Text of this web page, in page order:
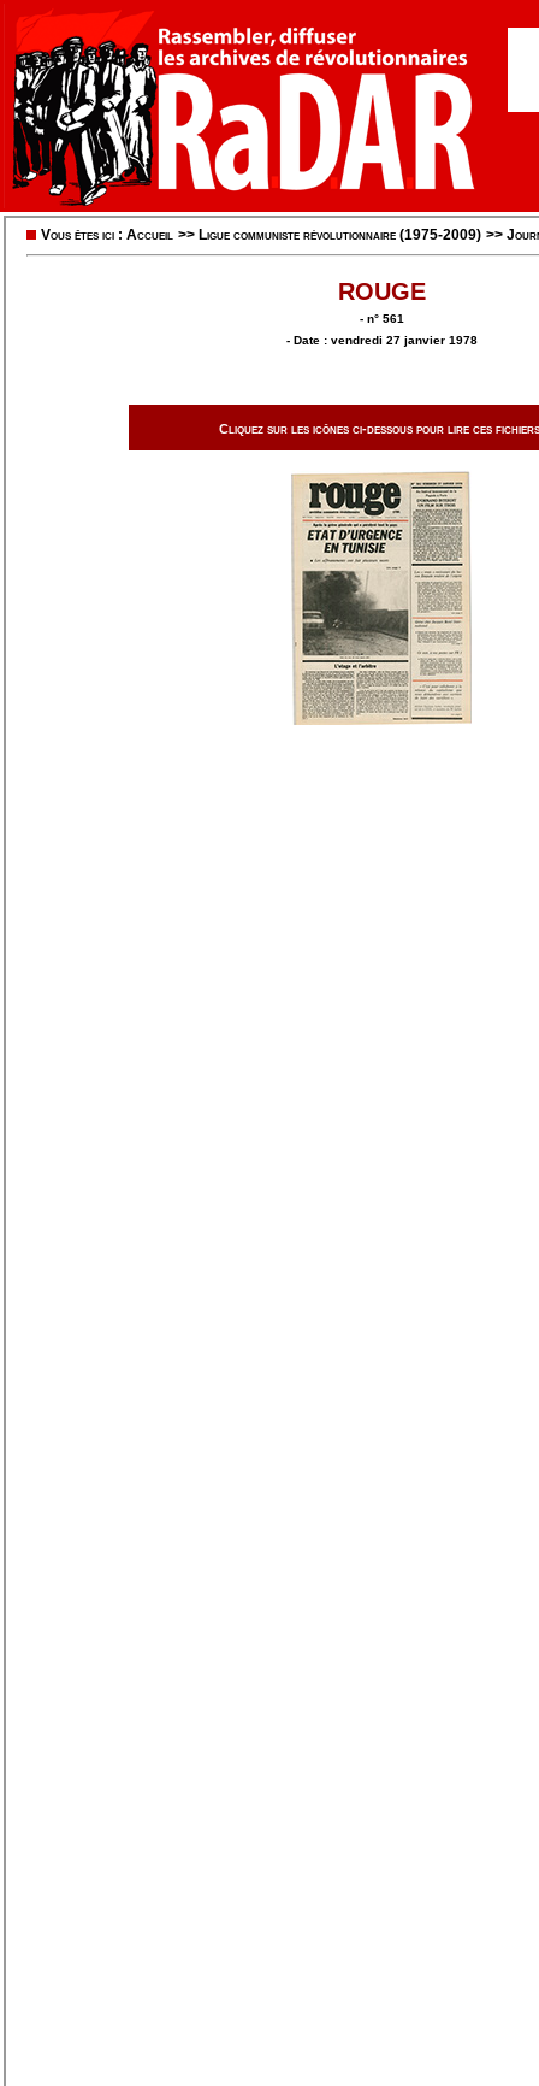
Vous êtes ici : Accueil >> Ligue communiste révolutionnaire (1975-2009) >>
ROUGE
- n° 561
- Date : vendredi 27 janvier 1978
Cliquez sur les icônes ci-dessous pour lire ces